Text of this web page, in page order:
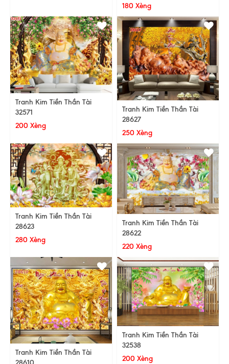
180 Xèng
Tranh Kim Tiền Thần Tài
32571
200 Xèng
Tranh Kim Tiền Thần Tài
28627
250 Xèng
Tranh Kim Tiền Thần Tài
28623
280 Xèng
Tranh Kim Tiền Thần Tài
28622
220 Xèng
Tranh Kim Tiền Thần Tài
Tranh Kim Tiền Thần Tài
32538
200 Xèng